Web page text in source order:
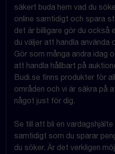
säkert buda hem vad du
online samtidigt och spara
det är billigare gör du också
du väljer att handla använda
Gör som många andra idag
att handla hållbart på
Budi.se finns produkter för
områden och vi är säkra på
något just för dig.
Se till att bli en
samtidigt som du sparar
du söker. Är det verkligen